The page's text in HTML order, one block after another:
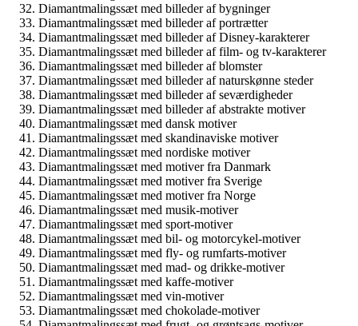
Diamantmalingssæt med billeder af bygninger
Diamantmalingssæt med billeder af portrætter
Diamantmalingssæt med billeder af Disney-karakterer
Diamantmalingssæt med billeder af film- og tv-karakterer
Diamantmalingssæt med billeder af blomster
Diamantmalingssæt med billeder af naturskønne steder
Diamantmalingssæt med billeder af seværdigheder
Diamantmalingssæt med billeder af abstrakte motiver
Diamantmalingssæt med dansk motiver
Diamantmalingssæt med skandinaviske motiver
Diamantmalingssæt med nordiske motiver
Diamantmalingssæt med motiver fra Danmark
Diamantmalingssæt med motiver fra Sverige
Diamantmalingssæt med motiver fra Norge
Diamantmalingssæt med musik-motiver
Diamantmalingssæt med sport-motiver
Diamantmalingssæt med bil- og motorcykel-motiver
Diamantmalingssæt med fly- og rumfarts-motiver
Diamantmalingssæt med mad- og drikke-motiver
Diamantmalingssæt med kaffe-motiver
Diamantmalingssæt med vin-motiver
Diamantmalingssæt med chokolade-motiver